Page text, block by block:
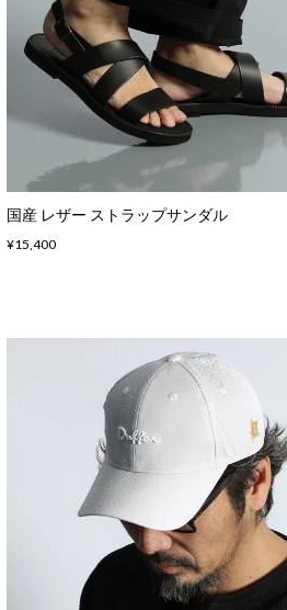
国産 レザー ストラップサンダル
¥15,400